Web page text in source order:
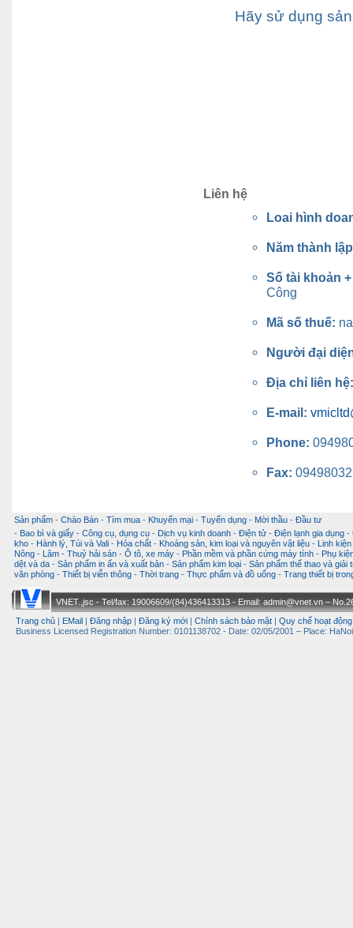
Hãy sử dụng
Liên hệ
Loai hình
Năm thành
Số tài khoản
Công
Mã số thuế: na
Người đại
Địa chỉ liên
E-mail:
Phone:
Fax:
Sản phẩm - Chào Bán - Tìm mua - Khuyến mại - Tuyển dụng - Mời thầu - Đầu tư
- Bao bì và giấy - Công cụ, dụng cụ - Dịch vụ kinh doanh - Điện tử - Điện lạnh gia dụng -
kho - Hành lý, Túi và Vali - Hóa chất - Khoáng sản, kim loại và nguyên vật liệu -
Linh
Nông - Lâm - Thuỷ hải sản - Ô tô, xe máy - Phần mềm và phần cứng máy tính - Phụ
dệt và da - Sản phẩm in ấn và xuất bản - Sản phẩm kim loại - Sản phẩm thể thao và giải
văn phòng - Thiết bị viễn thông - Thời trang - Thực phẩm và đồ uống - Trang thiết bị
VNET.,jsc - Tel/fax: 19006609/(84)436413313 - Email: admin@vnet.vn –
Trang chủ
EMail Đăng nhập Đăng ký mới Chính sách bảo mật Quy chế hoạt động
Business Licensed Registration Number: 0101138702 - Date: 02/05/2001 – Place: